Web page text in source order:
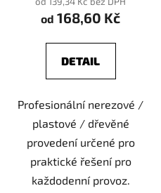
od 168,60 Kč
DETAIL
Profesionální nerezové /
plastové / dřevěné
provedení určené pro
praktické řešení pro
každodenní provoz.